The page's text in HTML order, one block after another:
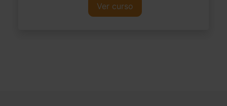
Ver curso